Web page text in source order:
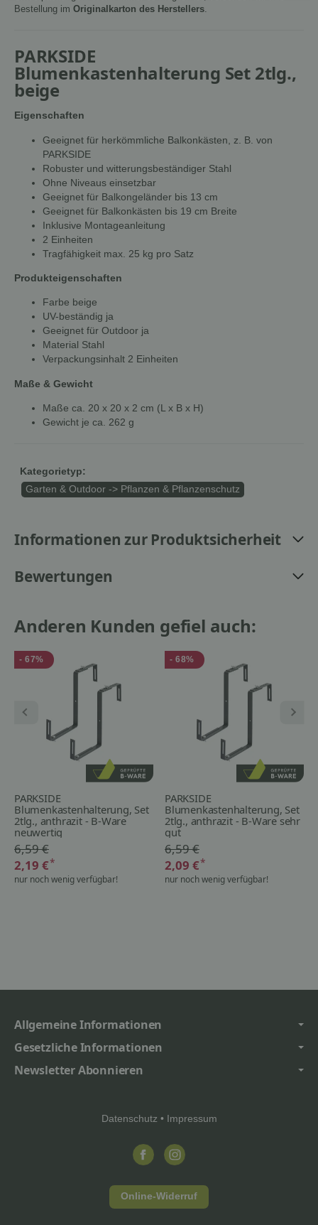
Bestellung im Originalkarton des Herstellers
PARKSIDE
Blumenkastenhalterung Set 2tlg.,
beige
Eigenschaften
Geeignet für herkömmliche Balkonkästen, z. B. von
PARKSIDE
Robuster und witterungsbeständiger Stahl
Ohne Niveaus einsetzbar
Geeignet für Balkongeländer bis 13 cm
Geeignet für Balkonkästen bis 19 cm Breite
Inklusive Montageanleitung
2 Einheiten
Tragfähigkeit max. 25 kg pro Satz
Produkteigenschaften
Farbe beige
UV-beständig ja
Geeignet für Outdoor ja
Material Stahl
Verpackungsinhalt 2 Einheiten
Maße & Gewicht
Maße ca. 20 x 20 x 2 cm (L x B x H)
Gewicht je ca. 262 g
Kategorietyp:
Garten & Outdoor -> Pflanzen & Pflanzenschutz
Informationen zur Produktsicherheit
Bewertungen
Anderen Kunden gefiel auch:
- 67%
PARKSIDE
Blumenkastenhalterung, Set
2tlg., anthrazit - B-Ware
neuwertig
6,59 €
2,19 €*
nur noch wenig verfügbar!
- 68%
PARKSIDE
Blumenkastenhalterung, Set
2tlg., anthrazit - B-Ware sehr
gut
6,59 €
2,09 €*
nur noch wenig verfügbar!
Allgemeine Informationen
Gesetzliche Informationen
Newsletter Abonnieren
Datenschutz • Impressum
Online-Widerruf